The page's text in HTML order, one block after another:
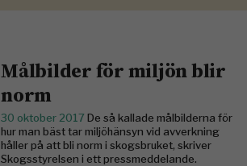
Målbilder för miljön blir
norm
30 oktober 2017 De så kallade målbilderna för
hur man bäst tar miljöhänsyn vid avverkning
håller på att bli norm i skogsbruket, skriver
Skogsstyrelsen i ett pressmeddelande.